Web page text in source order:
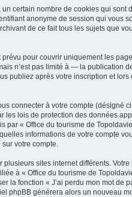
certain nombre de cookies qui sont
anonyme de session qui vous
de ce fait tous les sujets que
pour couvrir uniquement les
n’est pas limité à — la publication
publiez après votre inscription et lors
connecter à votre compte (désigné
les lois de protection des données
par « Office du tourisme de
informations de votre compte
votre compte.
sites internet différents. Votre
à « Office du tourisme de
la fonction « J’ai perdu mon mot de
phpBB générera alors un nouveau